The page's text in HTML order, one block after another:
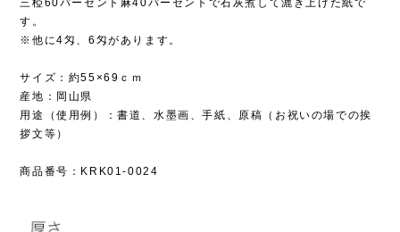
三椏60パーセント麻40パーセントで石灰煮して漉き上げた紙で
す。
※他に4匁、6匁があります。
サイズ：約55×69ｃｍ
産地：岡山県
用途（使用例）：書道、水墨画、手紙、原稿（お祝いの場での挨
拶文等）
商品番号：KRK01-0024